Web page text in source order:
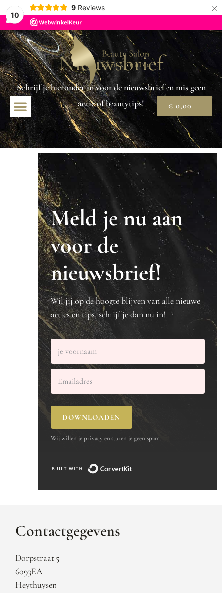
10
9 Reviews ×
€ 0,00
Nieuwsbrief
Schrijf je hieronder in voor de nieuwsbrief en mis geen
actie of beautytips!
Meld je nu aan
voor de
nieuwsbrief!
Wil jij op de hoogte blijven van alle nieuwe
acties en tips, schrijf je dan nu in!
DOWNLOADEN
Wij willen je privacy en sturen je geen spam.
Contactgegevens
Dorpstraat 5
6093EA
Heythuysen